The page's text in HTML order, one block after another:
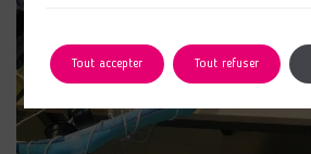
Tout accepter Tout refuser